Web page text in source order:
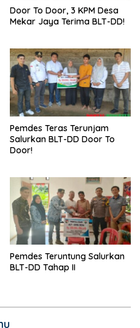
Door To Door, 3 KPM Desa
Mekar Jaya Terima BLT-DD!
Pemdes Teras Terunjam
Salurkan BLT-DD Door To
Door!
Pemdes Teruntung Salurkan
BLT-DD Tahap II